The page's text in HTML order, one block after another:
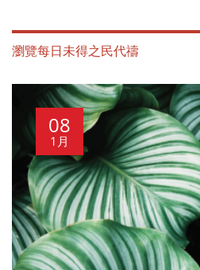
瀏覽每日未得之民代禱
08
1月